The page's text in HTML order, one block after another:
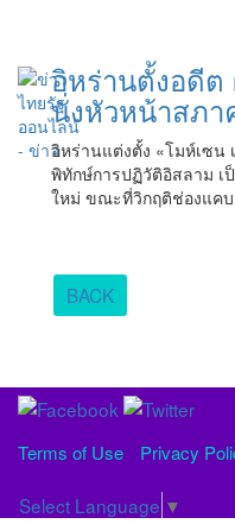
อิหร่านตั้งอดีต
นั่งหัวหน้าสภ
อิหร่านแต่งตั้ง «โมห์เซน
พิทักษ์การปฏิวัติอิสลาม
ใหม่ ขณะที่วิกฤติช่องแคบ
BACK
Terms of Use Privacy
Select Language ▼